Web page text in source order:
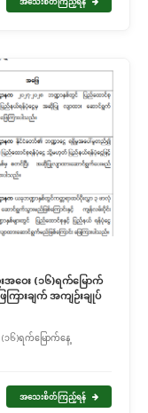
ေး (၁၆)ရက်မြောက်
းနှင့် ဖြေကြားချက် အကျဉ်းချုပ်
)ရက်မြောက်နေ့
အသေးစိတ်ကြည့်ရန်